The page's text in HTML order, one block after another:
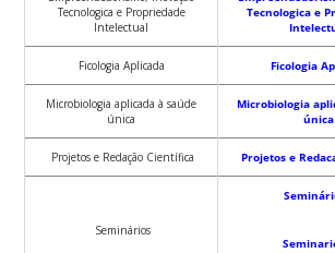
Tecnologica e Propriedade
Intelectual
Tecnologica e
Ficologia Aplicada Ficologia
Microbiologia aplicada à saúde
única
Microbiologia
única
Projetos e Redação Científica Projetos e
Seminários